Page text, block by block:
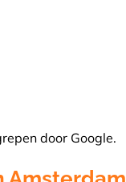
door Google.